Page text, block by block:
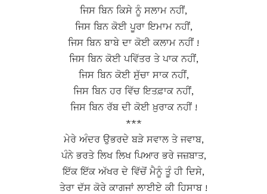
ਜਿਸ ਬਿਨ ਕਿਸੇ ਨੂੰ ਸਲਾਮ ਨਹੀਂ,
ਜਿਸ ਬਿਨ ਕੋਈ ਪੂਰਾ ਇਮਾਮ ਨਹੀਂ,
ਜਿਸ ਬਿਨ ਬਾਬੇ ਦਾ ਕੋਈ ਕਲਾਮ ਨਹੀਂ !
ਜਿਸ ਬਿਨ ਕੋਈ ਪਵਿੱਤਰ ਤੇ ਪਾਕ ਨਹੀਂ,
ਜਿਸ ਬਿਨ ਕੋਈ ਸੁੱਚਾ ਸਾਕ ਨਹੀਂ,
ਜਿਸ ਬਿਨ ਹਰ ਵਿੱਚ ਇਤਫ਼ਾਕ ਨਹੀਂ,
ਜਿਸ ਬਿਨ ਰੱਬ ਦੀ ਕੋਈ ਖ਼ੁਰਾਕ ਨਹੀਂ !
***
ਮੇਰੇ ਅੰਦਰ ਉਭਰਦੇ ਬੜੇ ਸਵਾਲ ਤੇ ਜਵਾਬ,
ਪੰਨੇ ਭਰਤੇ ਲਿਖ ਲਿਖ ਪਿਆਰ ਭਰੇ ਜਜ਼ਬਾਤ,
ਇੱਕ ਇੱਕ ਅੱਖਰ ਦੇ ਵਿੱਚੋਂ ਮੈਨੂੰ ਤੂੰ ਹੀ ਦਿਸੇ,
ਤੇਰਾ ਦੱਸ ਕੋਰੇ ਕਾਗਜਾਂ ਲਾਈਏ ਕੀ ਹਿਸਾਬ !